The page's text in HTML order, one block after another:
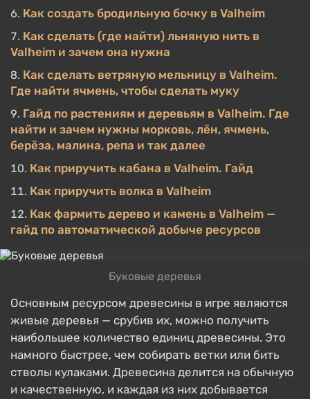
Как создать бродильную бочку в Valheim
Как сделать (где найти) льняную нить в
Valheim и зачем она нужна
Как сделать ветряную мельницу в Valheim.
Где найти ячмень, чтобы сделать муку
Гайд по растениям и деревьям в Valheim. Где
найти и зачем нужны морковь, лён, ячмень,
берёза, малина, репа и так далее
Как приручить кабана в Valheim. Гайд
Как приручить волка в Valheim
Как фармить дерево и камень в Valheim —
гайд по автоматической добыче ресурсов
Буковые деревья
Основным ресурсом древесины в игре являются
живые деревья — срубив их, можно получить
наибольшее количество единиц древесины. Это
намного быстрее, чем собирать ветки или бить
стволы кулаками. Древесина делится на обычную
и качественную, и каждая из них добывается